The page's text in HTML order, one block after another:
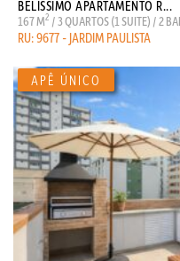
BELÍSSIMO APARTAMENTO R...
167 M2 / 3 QUARTOS (1 SUITE) / 2
RU: 9677 - JARDIM PAULISTA